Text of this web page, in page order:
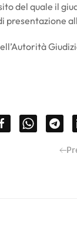
del quale il
presentazione